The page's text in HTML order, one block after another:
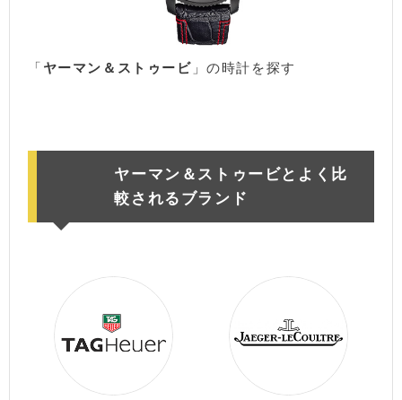
「 ヤーマン＆ストゥービ 」の時計を探す
ヤーマン＆ストゥービとよく比
較されるブランド